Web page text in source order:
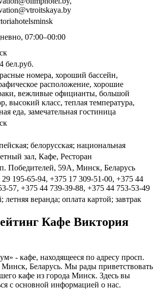
07:00–00:00
бел.руб.
номера, хороший бассейн,
расположение, хорошие
вежливые официанты, большой
высокий класс, теплая температура,
еда, замечательная гостиница
белорусская; национальная
зал, Кафе, Ресторан
Победителей, 59А, Минск, Беларусь
29 195-65-94, +375 17 309-51-00, +375 44
57, +375 44 739-39-88, +375 44 753-53-49
летняя веранда; оплата картой; завтрак
Кафе Виктория
- кафе, находящееся по адресу просп.
Беларусь. Мы рады приветствовать
кафе из города Минск. Здесь вы
с основной информацией о нас.